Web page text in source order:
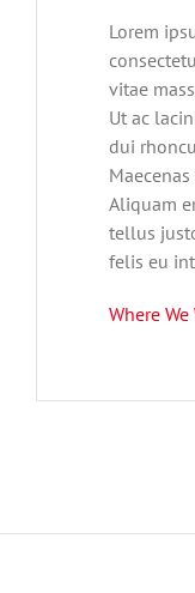
Lorem
vitae
Ut ac
dui
Aliquam
tellus
felis eu
Where